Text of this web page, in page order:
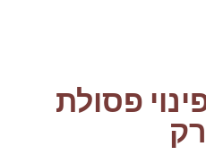
פסולת